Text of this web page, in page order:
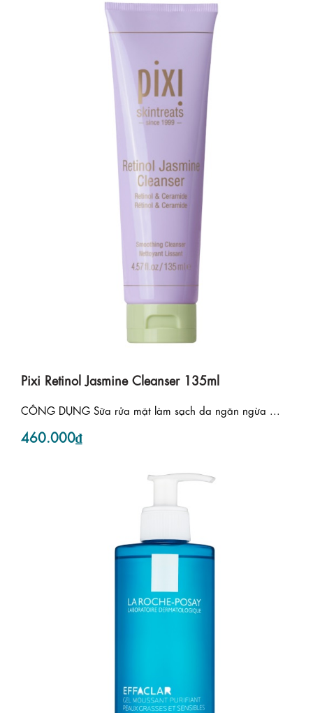
Pixi Retinol Jasmine Cleanser 135ml
CÔNG DỤNG Sữa rửa mặt làm sạch da ngăn ngừa ...
460.000₫